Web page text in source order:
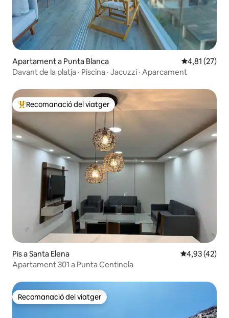
Apartament a Punta Blanca 4,81 de
4,81 (27)
Davant de la platja · Piscina · Jacuzzi · Aparcament
Principals recomanacions dels viatgers
Recomanació del viatger
Pis a Santa Elena 4,93 de
4,93 (42)
Apartament 301 a Punta Centinela
Recomanació del viatger
Recomanació del viatger